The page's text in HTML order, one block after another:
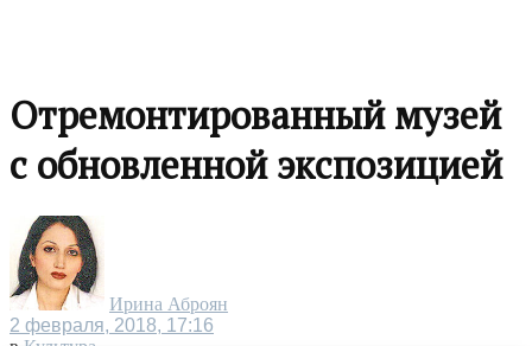
Отремонтированный музей
с обновленной экспозицией
Ирина Аброян
2 февраля, 2018, 17:16